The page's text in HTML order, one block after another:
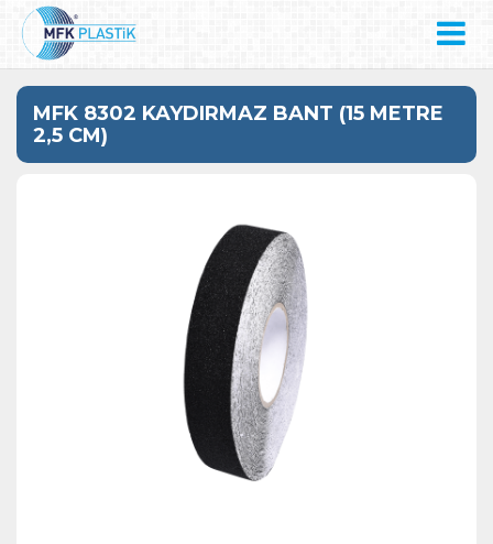
MFK 8302 KAYDIRMAZ BANT (15 METRE
2,5 CM)